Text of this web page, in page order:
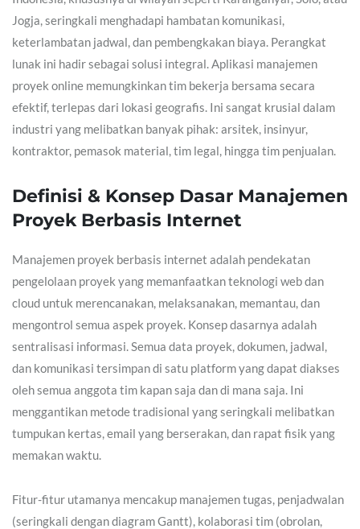
Jogja, seringkali menghadapi hambatan komunikasi,
keterlambatan jadwal, dan pembengkakan biaya. Perangkat
lunak ini hadir sebagai solusi integral. Aplikasi manajemen
proyek online memungkinkan tim bekerja bersama secara
efektif, terlepas dari lokasi geografis. Ini sangat krusial dalam
industri yang melibatkan banyak pihak: arsitek, insinyur,
kontraktor, pemasok material, tim legal, hingga tim penjualan.
Definisi & Konsep Dasar Manajemen
Proyek Berbasis Internet
Manajemen proyek berbasis internet adalah pendekatan
pengelolaan proyek yang memanfaatkan teknologi web dan
cloud untuk merencanakan, melaksanakan, memantau, dan
mengontrol semua aspek proyek. Konsep dasarnya adalah
sentralisasi informasi. Semua data proyek, dokumen, jadwal,
dan komunikasi tersimpan di satu platform yang dapat diakses
oleh semua anggota tim kapan saja dan di mana saja. Ini
menggantikan metode tradisional yang seringkali melibatkan
tumpukan kertas, email yang berserakan, dan rapat fisik yang
memakan waktu.
Fitur-fitur utamanya mencakup manajemen tugas, penjadwalan
(seringkali dengan diagram Gantt), kolaborasi tim (obrolan,